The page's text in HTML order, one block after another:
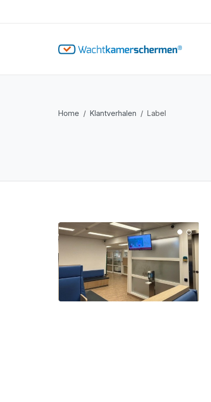
Home Klantverhalen Label